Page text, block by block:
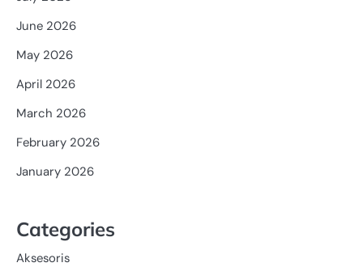
June 2026
May 2026
April 2026
March 2026
February 2026
January 2026
Categories
Aksesoris